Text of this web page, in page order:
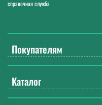
Покупателям
Каталог
справочная служба